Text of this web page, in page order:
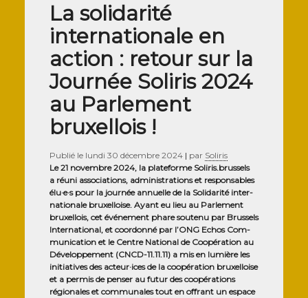
La solidarité
internationale en
action : retour sur la
Journée Soliris 2024
au Parlement
bruxellois !
Publié le lundi 30 décembre 2024 | par Soliris
Le 21 novembre 2024, la pla­te­forme Soli​ris​.brus​sels
a réuni asso­cia­tions, admi­nis­tra­tions et res­pon­sables
élu·e·s pour la jour­née annuelle de la Soli­da­ri­té inter­
na­tio­nale bruxel­loise. Ayant eu lieu au Par­le­ment
bruxel­lois, cet évé­ne­ment phare sou­te­nu par Brus­sels
Inter­na­tio­nal, et coor­don­né par l’ONG Echos Com­
mu­ni­ca­tion et le Centre Natio­nal de Coopé­ra­tion au
Déve­lop­pe­ment (CNCD-11.11.11) a mis en lumière les
ini­tia­tives des acteur·ices de la coopé­ra­tion bruxel­loise
et a per­mis de pen­ser au futur des coopé­ra­tions
régio­nales et com­mu­nales tout en offrant un espace